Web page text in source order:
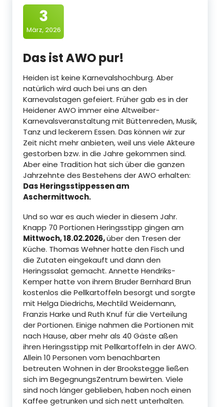
3
März, 2026
Das ist AWO pur!
Heiden ist keine Karnevalshochburg. Aber
natürlich wird auch bei uns an den
Karnevalstagen gefeiert. Früher gab es in der
Heidener AWO immer eine Altweiber-
Karnevalsveranstaltung mit Büttenreden, Musik,
Tanz und leckerem Essen. Das können wir zur
Zeit nicht mehr anbieten, weil uns viele Akteure
gestorben bzw. in die Jahre gekommen sind.
Aber eine Tradition hat sich über die ganzen
Jahrzehnte des Bestehens der AWO erhalten:
Das Heringsstippessen am
Aschermittwoch.
Und so war es auch wieder in diesem Jahr.
Knapp 70 Portionen Heringsstipp gingen am
Mittwoch, 18.02.2026,über den Tresen der
Küche. Thomas Wehner hatte den Fisch und
die Zutaten eingekauft und dann den
Heringssalat gemacht. Annette Hendriks-
Kemper hatte von ihrem Bruder Bernhard Brun
kostenlos die Pellkartoffeln besorgt und sorgte
mit Helga Diedrichs, Mechtild Weidemann,
Franzis Harke und Ruth Knuf für die Verteilung
der Portionen. Einige nahmen die Portionen mit
nach Hause, aber mehr als 40 Gäste aßen
ihren Heringsstipp mit Pellkartoffeln in der AWO.
Allein 10 Personen vom benachbarten
betreuten Wohnen in der Brookstegge ließen
sich im BegegnungsZentrum bewirten. Viele
sind noch länger geblieben, haben noch einen
Kaffee getrunken und sich nett unterhalten.